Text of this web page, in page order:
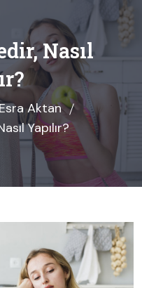
Nasıl
Aktan
Yapılır?